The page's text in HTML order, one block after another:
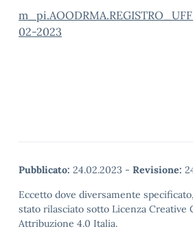
02-2023
Pubblicato: 24.02.2023 - Revisione:
Eccetto dove diversamente
stato rilasciato sotto Licenza Creative
Attribuzione 4.0 Italia.